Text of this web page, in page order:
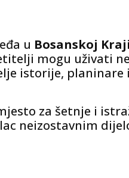
u Bosanskoj
mogu uživati
istorije, planinare
za šetnje i
neizostavnim